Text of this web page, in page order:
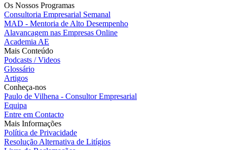
Os Nossos Programas
Consultoria Empresarial Semanal
MAD - Mentoria de Alto Desempenho
Alavancagem nas Empresas Online
Academia AE
Mais Conteúdo
Podcasts / Videos
Glossário
Artigos
Conheça-nos
Paulo de Vilhena - Consultor Empresarial
Equipa
Entre em Contacto
Mais Informações
Política de Privacidade
Resolução Alternativa de Litígios